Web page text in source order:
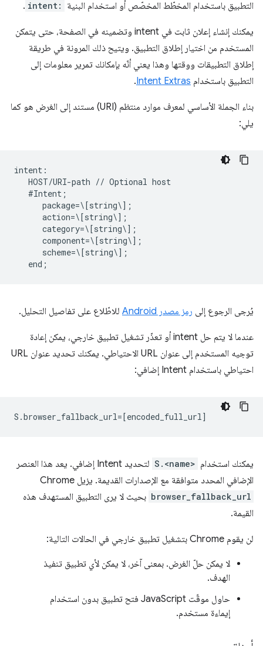
التطبيق باستخدام المخطّط المخصّص أو استخدام البنية
intent:
.
يمكنك إنشاء إعلان ثابت في intent وتضمينه في الصفحة، حتى يتمكن
المستخدم من اختيار إطلاق التطبيق. ويتيح ذلك المرونة في طريقة
إطلاق التطبيقات ووقتها وهذا يعني أنّه بإمكانك تمرير معلومات إلى
التطبيق باستخدام Intent Extras
.
بناء الجملة الأساسي لمعرف موارد منتظم (URI) مستند إلى الغرض هو كما
يلي:
intent:
   HOST/URI-path // Optional host
   #Intent;
      package=\[string\];
      action=\[string\];
      category=\[string\];
      component=\[string\];
      scheme=\[string\];
يُرجى الرجوع إلى رمز مصدر Android للاطّلاع على تفاصيل التحليل.
عندما لا يتم حل intent أو تعذّر تشغيل تطبيق خارجي، يمكن إعادة
توجيه المستخدم إلى عنوان URL الاحتياطي. يمكنك تحديد عنوان URL
احتياطي باستخدام Intent إضافي:
يمكنك استخدام S.<name>
لتحديد Intent إضافي. يعد هذا العنصر
الإضافي المحدد متوافقة مع الإصدارات القديمة. يزيل Chrome
browser_fallback_url بحيث لا يرى التطبيق المستهدف هذه
القيمة.
لن يقوم Chrome بتشغيل تطبيق خارجي في الحالات التالية:
لا يمكن حلّ الغرض. بمعنى آخر، لا يمكن لأي تطبيق تنفيذ
الهدف.
حاول موقّت JavaScript فتح تطبيق بدون استخدام
إيماءة مستخدم.